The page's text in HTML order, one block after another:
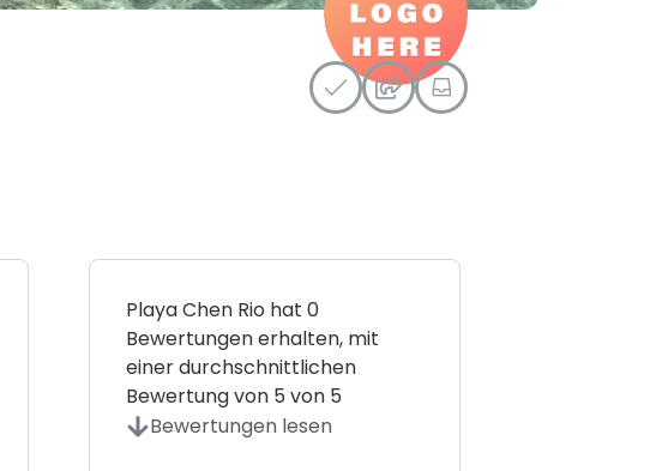
Playa Chen Rio hat 0
Bewertungen erhalten, mit
einer durchschnittlichen
Bewertung von 5 von 5
Bewertungen lesen